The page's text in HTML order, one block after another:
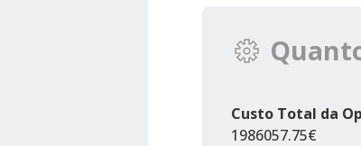
Custo Total da
1986057.75€